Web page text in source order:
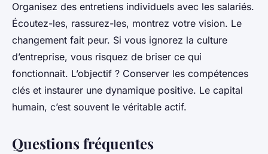
Organisez des entretiens individuels avec les salariés.
Écoutez-les, rassurez-les, montrez votre vision. Le
changement fait peur. Si vous ignorez la culture
d’entreprise, vous risquez de briser ce qui
fonctionnait. L’objectif ? Conserver les compétences
clés et instaurer une dynamique positive. Le capital
humain, c’est souvent le véritable actif.
Questions fréquentes